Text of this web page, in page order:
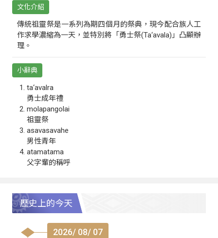
文化介紹
傳統祖靈祭是一系列為期四個月的祭典，現今配合族人工
作求學濃縮為一天，並特別將「勇士祭(Ta‘avala)」凸顯辦
理。
小辭典
ta‘avalra
勇士成年禮
molapangolai
祖靈祭
asavasavahe
男性青年
atamatama
父字輩的稱呼
歷史上的今天
2026/ 08/ 07